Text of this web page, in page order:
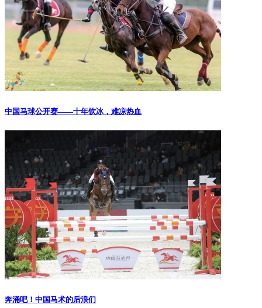
中国马球公开赛——十年饮冰，难凉热血
奔涌吧！中国马术的后浪们